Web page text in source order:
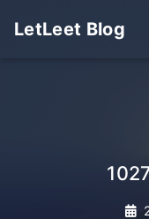
LetLeet Blog